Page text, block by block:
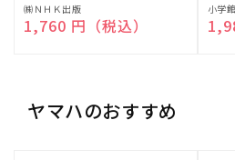
販
売
㈱ＮＨＫ出版
通常価格
1,760 円（税込）
販
売
小学館
通
ヤマハのおすすめ